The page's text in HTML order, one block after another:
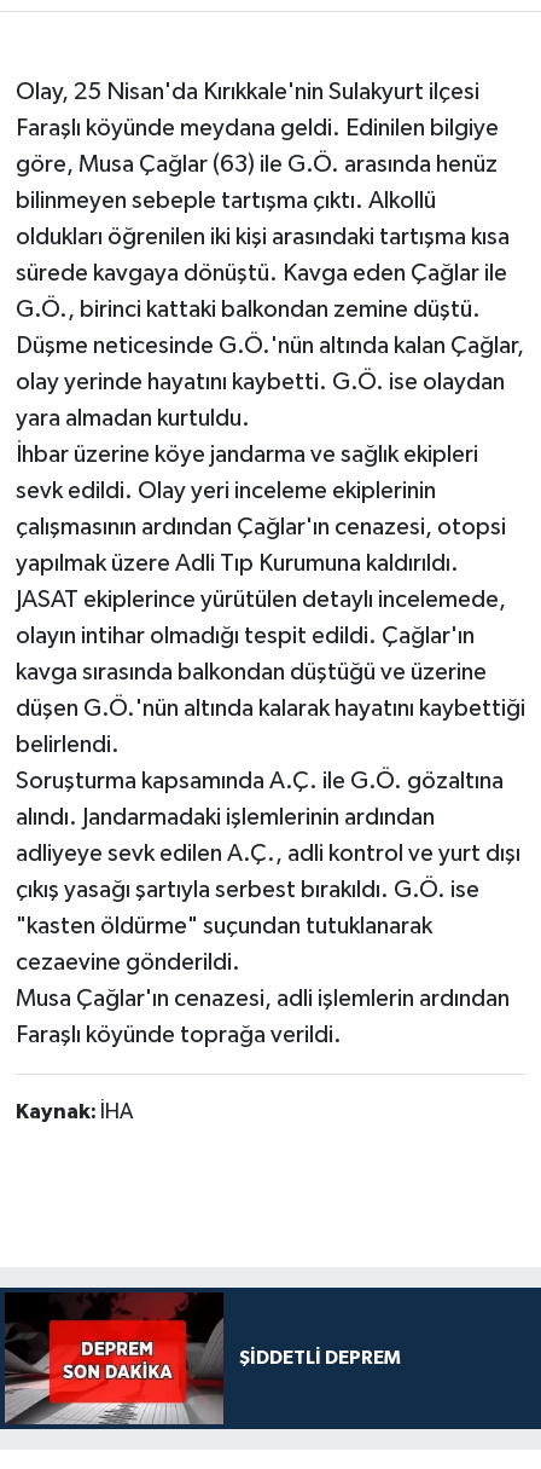
Olay, 25 Nisan'da Kırıkkale'nin Sulakyurt ilçesi
Faraşlı köyünde meydana geldi. Edinilen bilgiye
göre, Musa Çağlar (63) ile G.Ö. arasında henüz
bilinmeyen sebeple tartışma çıktı. Alkollü
oldukları öğrenilen iki kişi arasındaki tartışma kısa
sürede kavgaya dönüştü. Kavga eden Çağlar ile
G.Ö., birinci kattaki balkondan zemine düştü.
Düşme neticesinde G.Ö.'nün altında kalan Çağlar,
olay yerinde hayatını kaybetti. G.Ö. ise olaydan
yara almadan kurtuldu.
İhbar üzerine köye jandarma ve sağlık ekipleri
sevk edildi. Olay yeri inceleme ekiplerinin
çalışmasının ardından Çağlar'ın cenazesi, otopsi
yapılmak üzere Adli Tıp Kurumuna kaldırıldı.
JASAT ekiplerince yürütülen detaylı incelemede,
olayın intihar olmadığı tespit edildi. Çağlar'ın
kavga sırasında balkondan düştüğü ve üzerine
düşen G.Ö.'nün altında kalarak hayatını kaybettiği
belirlendi.
Soruşturma kapsamında A.Ç. ile G.Ö. gözaltına
alındı. Jandarmadaki işlemlerinin ardından
adliyeye sevk edilen A.Ç., adli kontrol ve yurt dışı
çıkış yasağı şartıyla serbest bırakıldı. G.Ö. ise
"kasten öldürme" suçundan tutuklanarak
cezaevine gönderildi.
Musa Çağlar'ın cenazesi, adli işlemlerin ardından
Faraşlı köyünde toprağa verildi.
Kaynak: İHA
ŞİDDETLİ DEPREM